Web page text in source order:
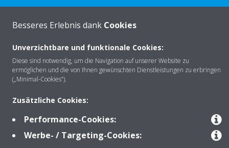
Über Daikin
Lösungen
Kontakt
Besseres Erlebnis dank Cookies
Unverzichtbare und funktionale Cookies:
Diese sind notwendig, um die Navigation auf unserer Website zu
ermöglichen und die von Ihnen gewünschten Dienstleistungen zu erbringen
(„Minimal-Cookies“).
Zusätzliche Cookies:
Performance-Cookies:
Werbe- / Targeting-Cookies: